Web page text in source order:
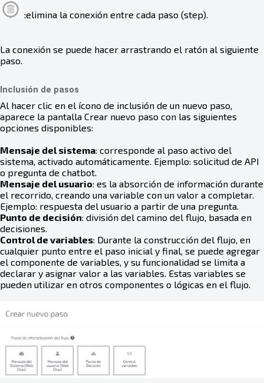
:elimina la conexión entre cada paso (step).
La conexión se puede hacer arrastrando el ratón al siguiente
paso.
Inclusión de pasos
Al hacer clic en el ícono de inclusión de un nuevo paso,
aparece la pantalla Crear nuevo paso con las siguientes
opciones disponibles:
Mensaje del sistema: corresponde al paso activo del
sistema, activado automáticamente. Ejemplo: solicitud de API
o pregunta de chatbot.
Mensaje del usuario: es la absorción de información durante
el recorrido, creando una variable con un valor a completar.
Ejemplo: respuesta del usuario a partir de una pregunta.
Punto de decisión: división del camino del flujo, basada en
decisiones.
Control de variables: Durante la construcción del flujo, en
cualquier punto entre el paso inicial y final, se puede agregar
el componente de variables, y su funcionalidad se limita a
declarar y asignar valor a las variables. Estas variables se
pueden utilizar en otros componentes o lógicas en el flujo.